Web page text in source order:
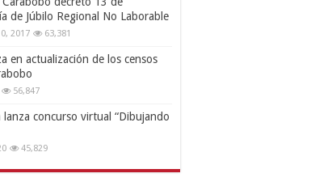
de Júbilo Regional No Laborable
2017 63,381
en actualización de los censos
56,847
lanza concurso virtual “Dibujando
45,829